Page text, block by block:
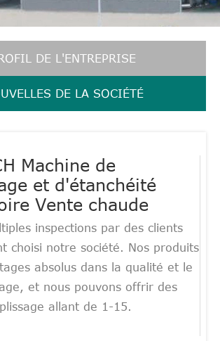
DE L'ENTREPRISE
DE LA SOCIÉTÉ
Machine de
et d'étanchéité
Vente chaude
inspections par des clients
choisi notre société. Nos produits
absolus dans la qualité et le
et nous pouvons offrir des
allant de 1-15.